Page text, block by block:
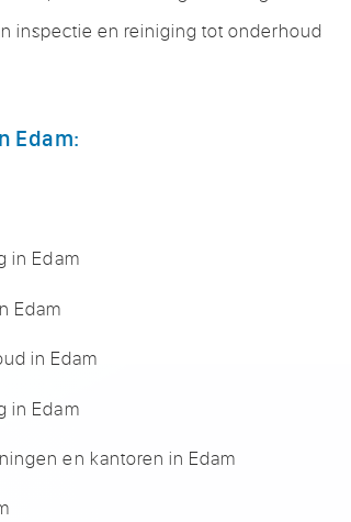
inspectie en reiniging tot onderhoud
Edam:
in Edam
Edam
in Edam
in Edam
en kantoren in Edam